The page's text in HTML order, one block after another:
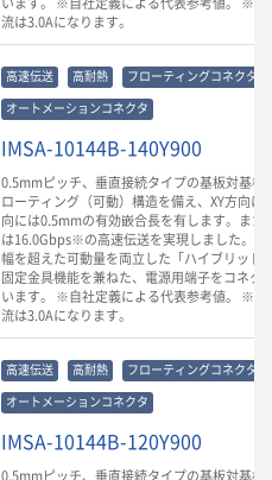
流は3.0Aになります。
高速伝送 高耐熱 フローティングコネクタ
オートメーションコネクタ
IMSA-10144B-140Y900
0.5mmピッチ、垂直接続タイプの基板対基板
ローティング（可動）構造を備え、XY方向に
向には0.5mmの有効嵌合長を有します。また
は16.0Gbps※の高速伝送を実現しました。高
幅を超えた可動量を両立した「ハイブリッド
固定金具機能を兼ねた、電源用端子をコネク
います。 ※自社定義による代表参考値。 ※
流は3.0Aになります。
高速伝送 高耐熱 フローティングコネクタ
オートメーションコネクタ
IMSA-10144B-120Y900
0.5mmピッチ、垂直接続タイプの基板対基板